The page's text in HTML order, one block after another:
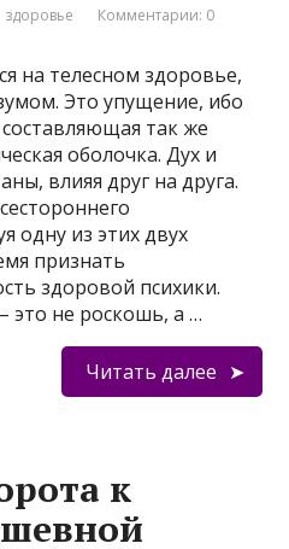
здоровье Комментарии: 0
на телесном здоровье,
Это упущение, ибо
так же
оболочка. Дух и
влияя друг на друга.
одну из этих двух
признать
здоровой психики.
это не роскошь, а …
Читать далее
к